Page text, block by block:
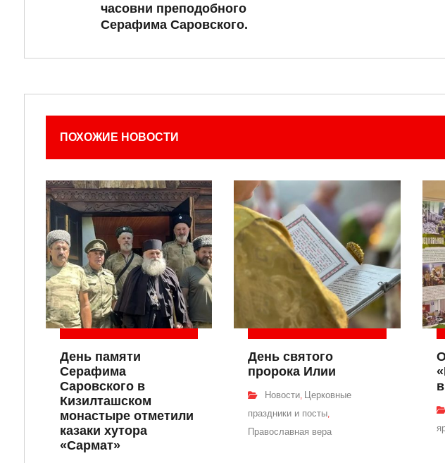
часовни преподобного
Серафима Саровского.
ПОХОЖИЕ НОВОСТИ
День памяти
Серафима
Саровского в
Кизилташском
монастыре отметили
казаки хутора
«Сармат»
День святого
пророка Илии
Новости, Церковные
праздники и посты,
Православная вера